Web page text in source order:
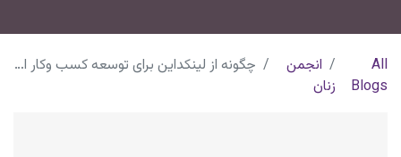
All
Blogs
انجمن
زنان
چگونه از لینکداین برای توسعه کسب و‌کار استفاده کنیم؟